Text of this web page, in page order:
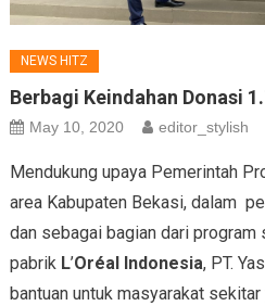
NEWS HITZ
Berbagi Keindahan Donasi
May 10, 2020 editor_stylish
Mendukung upaya Pemerintah
area Kabupaten Bekasi, dalam
dan sebagai bagian dari program
pabrik L’Oréal Indonesia, PT.
bantuan untuk masyarakat